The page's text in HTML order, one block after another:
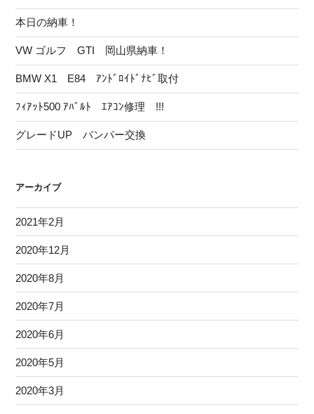
ン
本日の納車！
VW ゴルフ GTI 岡山県納車！
BMW X1 E84 ｱﾝﾄﾞﾛｲﾄﾞﾅﾋﾞ取付
ﾌｨｱｯﾄ500 ｱﾊﾞﾙﾄ ｴｱｺﾝ修理 !!!
グレードUP バンパー交換
アーカイブ
2021年2月
2020年12月
2020年8月
2020年7月
2020年6月
2020年5月
2020年3月